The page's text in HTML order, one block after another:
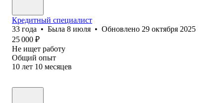
Кредитный специалист
33 года • Была 8 июля • Обновлено 29 октября 2025
25 000 ₽
Не ищет работу
Общий опыт
10 лет 10 месяцев